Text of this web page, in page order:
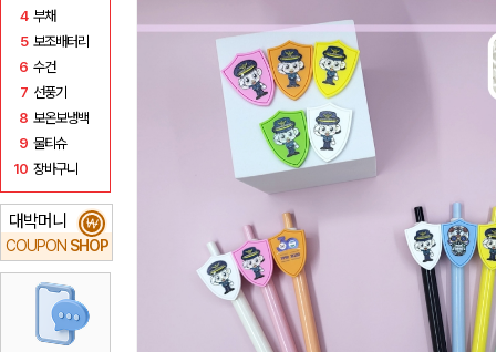
4 부채
5 보조배터리
6 수건
7 선풍기
8 보온보냉백
9 물티슈
10 장바구니
대박머니
COUPON SHOP
₩